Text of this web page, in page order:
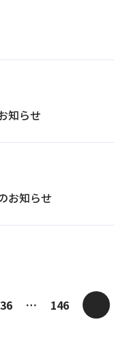
知らせ
お知らせ
… 146